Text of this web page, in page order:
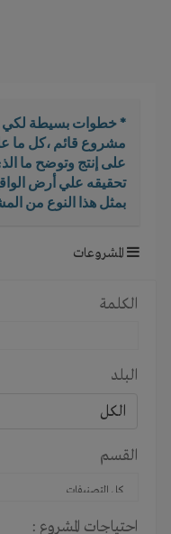
* خطوات بسيطة لكي
مشروع قائم ،كل ما
على إنتج وتوضح ما
تحقيقه علي أرض
بمثل هذا النوع من
المشروعات
الكلمة
البلد
الكل
القسم
احتياجات المشروع :